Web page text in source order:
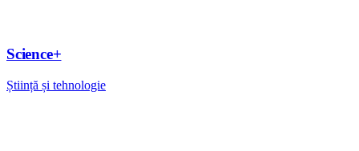
Science+
Știință și tehnologie